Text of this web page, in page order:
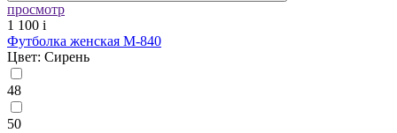
просмотр
1 100 i
Футболка женская М-840
Цвет: Сирень
48
50